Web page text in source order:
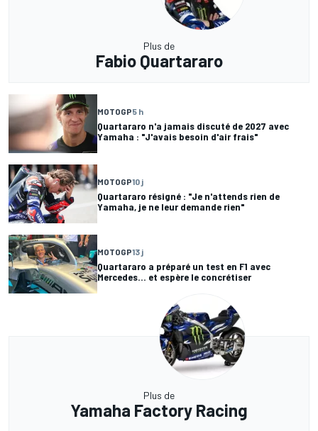
Plus de
Fabio Quartararo
MOTOGP5 h
Quartararo n'a jamais discuté de 2027 avec
Yamaha : "J'avais besoin d'air frais"
MOTOGP10 j
Quartararo résigné : "Je n'attends rien de
Yamaha, je ne leur demande rien"
MOTOGP13 j
Quartararo a préparé un test en F1 avec
Mercedes... et espère le concrétiser
Plus de
Yamaha Factory Racing